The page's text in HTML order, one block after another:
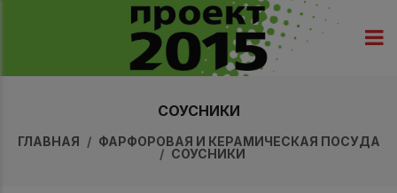
СОУСНИКИ
ГЛАВНАЯ
ФАРФОРОВАЯ И КЕРАМИЧЕСКАЯ ПОСУДА
СОУСНИКИ